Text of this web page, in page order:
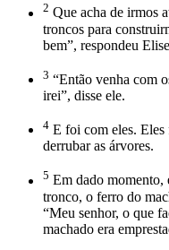
2 Que acha de irmos
troncos para
bem”, respondeu
3 “Então venha com
irei”, disse ele.
4 E foi com eles. Eles
derrubar as árvores.
5 Em dado momento,
tronco, o ferro do
“Meu senhor, o que
machado era